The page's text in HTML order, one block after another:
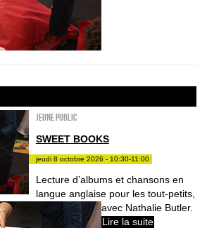
Jeune public
SWEET BOOKS
jeudi 8 octobre 2026 - 10:30-11:00
Lecture d’albums et chansons en
langue anglaise pour les tout-petits,
avec Nathalie Butler.
Lire la suite